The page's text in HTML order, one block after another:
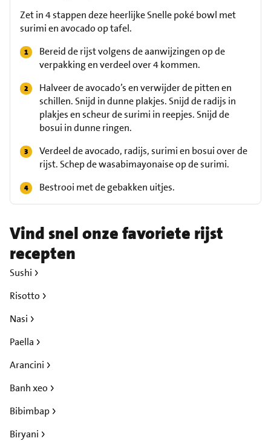
Zet in 4 stappen deze heerlijke Snelle poké bowl met
surimi en avocado op tafel.
Bereid de rijst volgens de aanwijzingen op de
verpakking en verdeel over 4 kommen.
Halveer de avocado’s en verwijder de pitten en
schillen. Snijd in dunne plakjes. Snijd de radijs in
plakjes en scheur de surimi in reepjes. Snijd de
bosui in dunne ringen.
Verdeel de avocado, radijs, surimi en bosui over de
rijst. Schep de wasabimayonaise op de surimi.
Bestrooi met de gebakken uitjes.
Vind snel onze favoriete rijst
recepten
Sushi
Risotto
Nasi
Paella
Arancini
Banh xeo
Bibimbap
Biryani